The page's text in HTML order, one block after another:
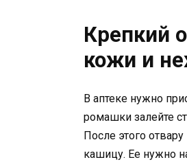
Крепкий
кожи и
В аптеке нужно
ромашки залейте
После этого
кашицу. Ее нужно